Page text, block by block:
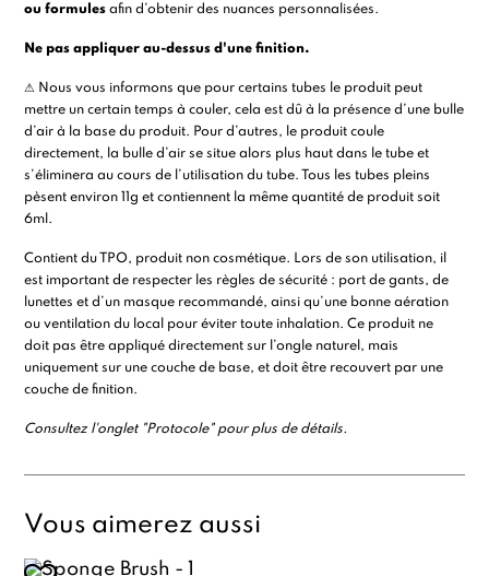
ou formules afin d’obtenir des nuances personnalisées.
Ne pas appliquer au-dessus d'une finition.
⚠ Nous vous informons que pour certains tubes le produit peut
mettre un certain temps à couler, cela est dû à la présence d’une bulle
d’air à la base du produit. Pour d’autres, le produit coule
directement, la bulle d’air se situe alors plus haut dans le tube et
s’éliminera au cours de l’utilisation du tube. Tous les tubes pleins
pèsent environ 11g et contiennent la même quantité de produit soit
6ml.
Contient du TPO, produit non cosmétique. Lors de son utilisation, il
est important de respecter les règles de sécurité : port de gants, de
lunettes et d’un masque recommandé, ainsi qu’une bonne aération
ou ventilation du local pour éviter toute inhalation. Ce produit ne
doit pas être appliqué directement sur l’ongle naturel , mais
uniquementsur une couche de base, et doit être recouvert par une
couche de finition.
Consultez l'onglet "Protocole" pour plus de détails.
Vous aimerez aussi